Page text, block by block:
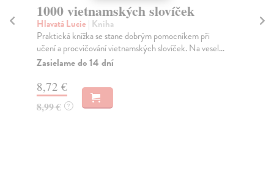
1000 vietnamských slovíček
Hlavatá Lucie | Kniha
Praktická knížka se stane dobrým pomocníkem při
učení a procvičování vietnamských slovíček. Na vesel...
Zasielame do 14 dní
8,72 €
8,99 € ?